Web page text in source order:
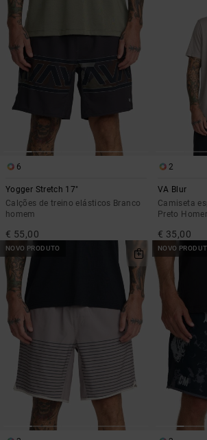
6
Yogger Stretch 17"
Calções de treino elásticos Branco
homem
€ 55,00
2
VA Blur
Camiseta
Preto
€ 35,00
NOVO PRODUTO NOVO